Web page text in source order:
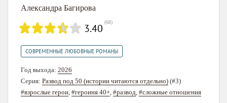
Александра Багирова
3.40 (68)
СОВРЕМЕННЫЕ ЛЮБОВНЫЕ РОМАНЫ
Год выхода: 2026
Серия: Развод под 50 (истории читаются отдельно) (#3)
#взрослые герои, #героиня 40+, #развод, #сложные отношения